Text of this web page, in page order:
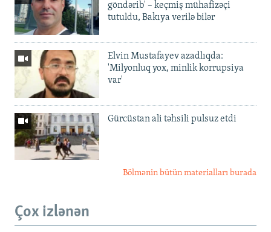
göndərib' – keçmiş mühafizəçi
tutuldu, Bakıya verilə bilər
Elvin Mustafayev azadlıqda:
'Milyonluq yox, minlik korrupsiya
var'
Gürcüstan ali təhsili pulsuz etdi
Bölmənin bütün materialları burada
Çox izlənən